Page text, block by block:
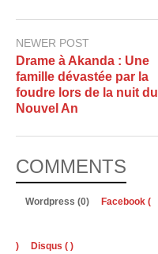
NEWER POST
Drame à Akanda : Une
famille dévastée par la
foudre lors de la nuit du
Nouvel An
COMMENTS
Wordpress (0) Facebook (
) Disqus ( )